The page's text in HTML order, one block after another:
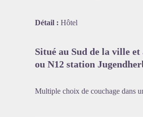
Détail : Hôtel
Situé au Sud de la ville
ou N12 station
Multiple choix de couchage dans